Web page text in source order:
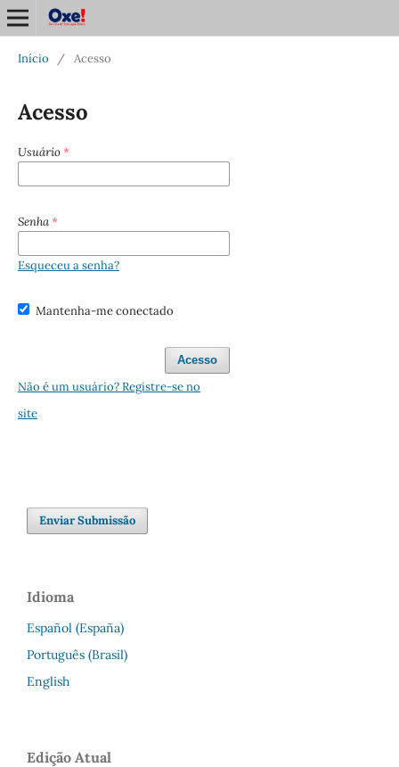
Início / Acesso
Acesso
Usuário *
Senha *
Esqueceu a senha?
Mantenha-me conectado
Acesso
Não é um usuário? Registre-se no
site
Enviar Submissão
Idioma
Español (España)
Português (Brasil)
English
Edição Atual